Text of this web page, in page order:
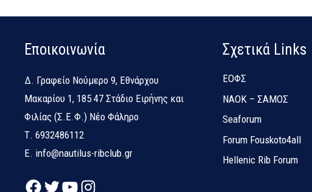
Εποικοινωνία
Δ. Γραφείο Νούμερο 9, Εθνάρχου
Μακαρίου 1, 185 47 Στάδιο Ειρήνης και
Φιλίας (Σ.Ε.Φ.) Νέο Φάληρο
Τ. 6932486112
E. info@nautilus-ribclub.gr
Facebook
Twitter
YouTubeInstagram
Σχετικά Links
ΕΟΦΣ
NAOK – ΣΑΜΟΣ
Seaforum
Forum Fouskoto4all
Hellenic Rib Forum